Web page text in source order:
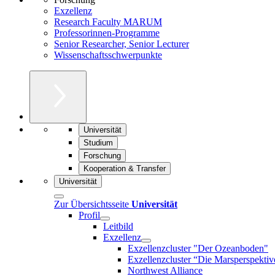
Exzellenz
Research Faculty MARUM
Professorinnen-Programme
Senior Researcher, Senior Lecturer
Wissenschaftsschwerpunkte
Universität
Studium
Forschung
Kooperation & Transfer
Universität
Zur Übersichtsseite Universität
Profil
Leitbild
Exzellenz
Exzellenzcluster "Der Ozeanboden"
Exzellenzcluster “Die
Northwest Alliance